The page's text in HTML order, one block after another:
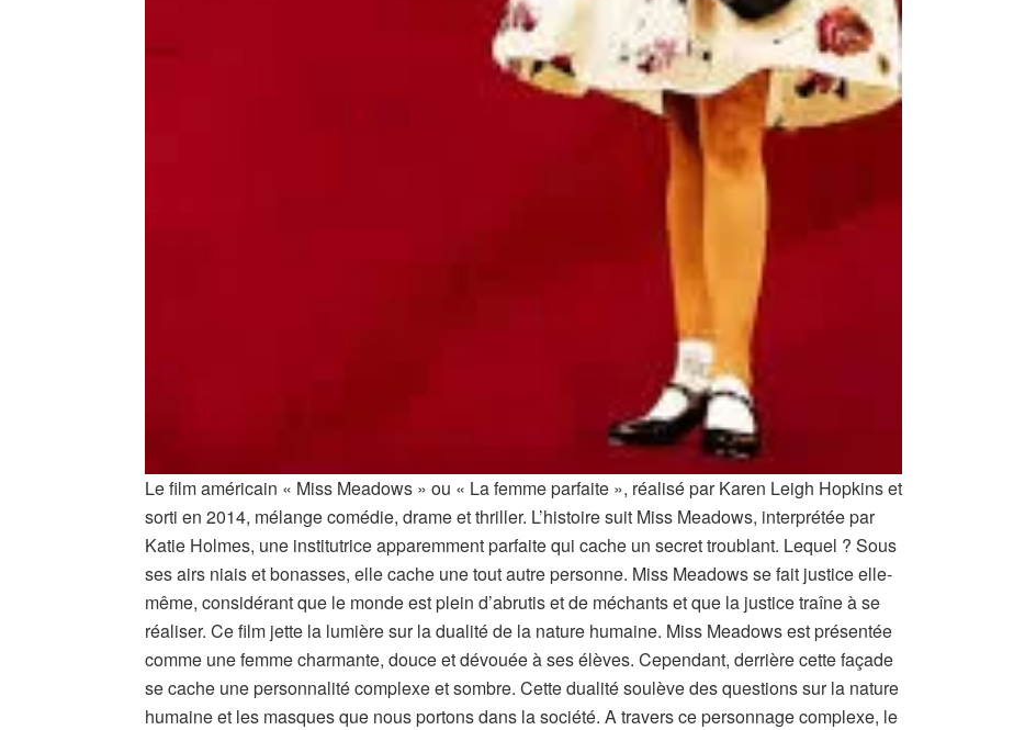
Le film américain « Miss Meadows » ou « La femme parfaite », réalisé par Karen Leigh Hopkins et
sorti en 2014, mélange comédie, drame et thriller. L’histoire suit Miss Meadows, interprétée par
Katie Holmes, une institutrice apparemment parfaite qui cache un secret troublant. Lequel ? Sous
ses airs niais et bonasses, elle cache une tout autre personne. Miss Meadows se fait justice elle-
même, considérant que le monde est plein d’abrutis et de méchants et que la justice traîne à se
réaliser. Ce film jette la lumière sur la dualité de la nature humaine. Miss Meadows est présentée
comme une femme charmante, douce et dévouée à ses élèves. Cependant, derrière cette façade
se cache une personnalité complexe et sombre. Cette dualité soulève des questions sur la nature
humaine et les masques que nous portons dans la société. A travers ce personnage complexe, le